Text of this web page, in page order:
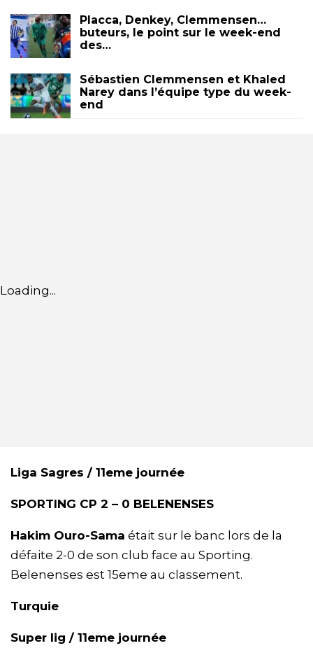
Placca, Denkey, Clemmensen…
buteurs, le point sur le week-end
des…
Sébastien Clemmensen et Khaled
Narey dans l’équipe type du week-
end
Loading...
Liga Sagres / 11eme journée
SPORTING CP 2 – 0 BELENENSES
Hakim Ouro-Sama était sur le banc lors de la
défaite 2-0 de son club face au Sporting.
Belenenses est 15eme au classement.
Turquie
Super lig / 11eme journée